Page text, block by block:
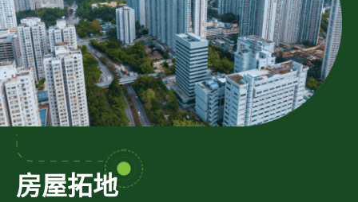
房屋拓地